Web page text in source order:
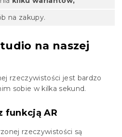
na zakupy.
na naszej
rzeczywistości jest bardzo
sobie w kilka sekund.
funkcją AR
rzeczywistości są